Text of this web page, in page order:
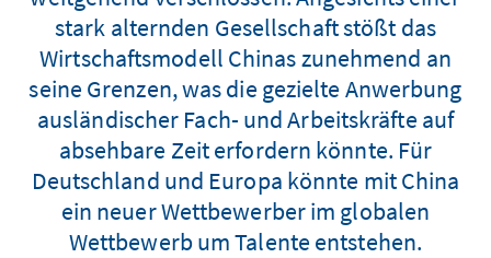
stark alternden Gesellschaft stößt das
Wirtschaftsmodell Chinas zunehmend an
seine Grenzen, was die gezielte Anwerbung
ausländischer Fach- und Arbeitskräfte auf
absehbare Zeit erfordern könnte. Für
Deutschland und Europa könnte mit China
ein neuer Wettbewerber im globalen
Wettbewerb um Talente entstehen.